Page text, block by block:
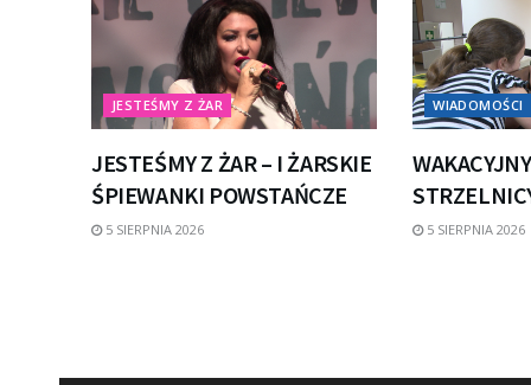
JESTEŚMY Z ŻAR
JESTEŚMY Z ŻAR – I ŻARSKIE
ŚPIEWANKI POWSTAŃCZE
5 SIERPNIA 2026
WIADOMOŚCI
5 SIERPNIA 2026